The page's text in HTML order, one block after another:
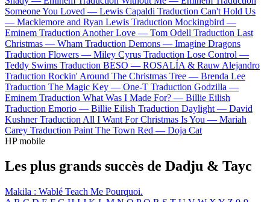
Someone You Loved — Lewis Capaldi Traduction Can't Hold Us
— Macklemore and Ryan Lewis Traduction Mockingbird —
Eminem Traduction Another Love — Tom Odell Traduction Last
Christmas — Wham Traduction Demons — Imagine Dragons
Traduction Flowers — Miley Cyrus Traduction Lose Control —
Teddy Swims Traduction BESO — ROSALÍA & Rauw Alejandro
Traduction Rockin' Around The Christmas Tree — Brenda Lee
Traduction The Magic Key — One-T Traduction Godzilla —
Eminem Traduction What Was I Made For? — Billie Eilish
Traduction Emorio — Billie Eilish Traduction Daylight — David
Kushner Traduction All I Want For Christmas Is You — Mariah
Carey Traduction Paint The Town Red — Doja Cat
HP mobile
Les plus grands succès de Dadju & Tayc
Makila : Wablé Teach Me Pourquoi.